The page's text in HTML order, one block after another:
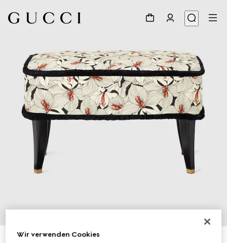
Hocker aus Stoff mit Lilien-Print
Wir verwenden Cookies